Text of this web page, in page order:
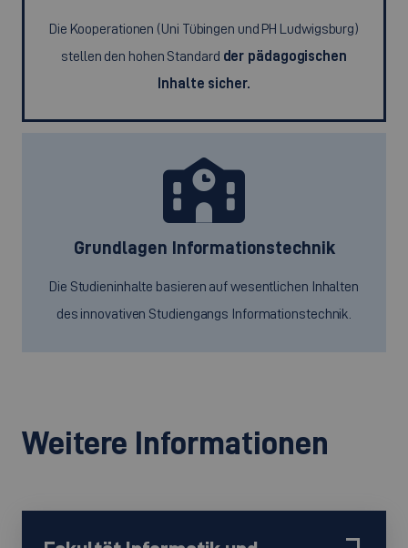
Die Kooperationen (Uni Tübingen und PH Ludwigsburg)
stellen den hohen Standard der pädagogischen
Inhalte sicher.
Grundlagen Informationstechnik
Die Studieninhalte basieren auf wesentlichen Inhalten
des innovativen Studiengangs Informationstechnik.
Weitere Informationen